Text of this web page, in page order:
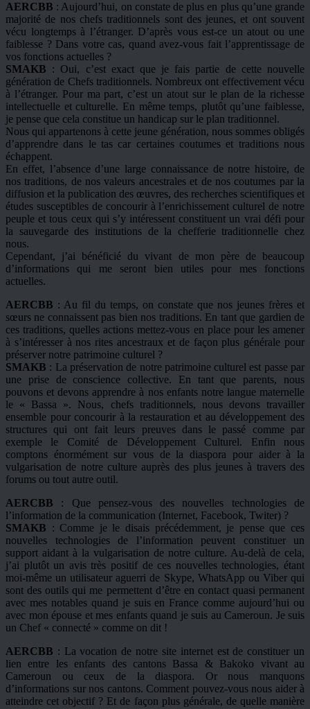
AERCBB : Aujourd’hui, on constate de plus en plus qu’une grande
majorité de nos chefs traditionnels sont des jeunes, et ont souvent
vécu longtemps à l’étranger. D’après vous est-ce un atout ou une
faiblesse ? Dans votre cas, quand avez-vous fait l’apprentissage de
vos fonctions actuelles ?
SMAKB : Oui, c’est exact que je fais partie de cette nouvelle
génération de Chefs traditionnels. Nombreux ont effectivement vécu
à l’étranger. Pour ma part, c’est un atout sur le plan de la richesse
intellectuelle et culturelle. En même temps, plutôt qu’une faiblesse,
je pense que cela constitue un handicap sur le plan traditionnel.
Nous qui appartenons à cette jeune génération, nous sommes obligés
d’apprendre dans le tas car certaines coutumes et traditions nous
échappent.
En effet, l’absence d’une large connaissance de notre histoire, de
nos traditions, de nos valeurs ancestrales et de nos coutumes par la
diffusion et la publication des œuvres, des recherches scientifiques et
études susceptibles de concourir à l’enrichissement culturel de notre
peuple et tous ceux qui s’y intéressent constituent un vrai défi pour
la sauvegarde des institutions de la chefferie traditionnelle chez
nous.
Cependant, j’ai bénéficié du vivant de mon père de beaucoup
d’informations qui me seront bien utiles pour mes fonctions
actuelles.
AERCBB : Au fil du temps, on constate que nos jeunes frères et
sœurs ne connaissent pas bien nos traditions. En tant que gardien de
ces traditions, quelles actions mettez-vous en place pour les amener
à s’intéresser à nos rites ancestraux et de façon plus générale pour
préserver notre patrimoine culturel ?
SMAKB : La préservation de notre patrimoine culturel est passe par
une prise de conscience collective. En tant que parents, nous
pouvons et devons apprendre à nos enfants notre langue maternelle
le « Bassa ». Nous, chefs traditionnels, nous devons travailler
ensemble pour concourir à la restauration et au développement des
structures qui ont fait leurs preuves dans le passé comme par
exemple le Comité de Développement Culturel. Enfin nous
comptons énormément sur vous de la diaspora pour aider à la
vulgarisation de notre culture auprès des plus jeunes à travers des
forums ou tout autre outil.
AERCBB : Que pensez-vous des nouvelles technologies de
l’information de la communication (Internet, Facebook, Twiter) ?
SMAKB : Comme je le disais précédemment, je pense que ces
nouvelles technologies de l’information peuvent constituer un
support aidant à la vulgarisation de notre culture. Au-delà de cela,
j’ai plutôt un avis très positif de ces nouvelles technologies, étant
moi-même un utilisateur aguerri de Skype, WhatsApp ou Viber qui
sont des outils qui me permettent d’être en contact quasi permanent
avec mes notables quand je suis en France comme aujourd’hui ou
avec mon épouse et mes enfants quand je suis au Cameroun. Je suis
un Chef « connecté » comme on dit !
AERCBB : La vocation de notre site internet est de constituer un
lien entre les enfants des cantons Bassa & Bakoko vivant au
Cameroun ou ceux de la diaspora. Or nous manquons
d’informations sur nos cantons. Comment pouvez-vous nous aider à
atteindre cet objectif ? Et de façon plus générale, de quelle manière